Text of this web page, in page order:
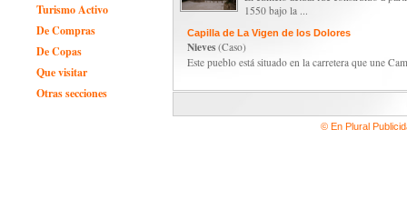
Turismo Activo
De Compras
De Copas
Que visitar
Otras secciones
1550 bajo la ...
Capilla de La Vigen de los Dolores
Nieves(Caso)
Este pueblo está situado en la carretera que une
© En Plural